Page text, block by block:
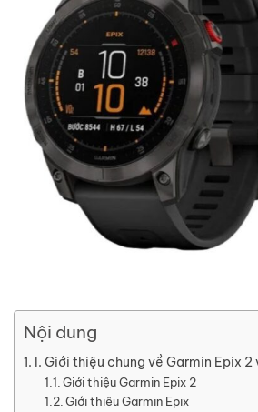
Nội dung
I. Giới thiệu chung về Garmin Epix 2
Giới thiệu Garmin Epix 2
Giới thiệu Garmin Epix